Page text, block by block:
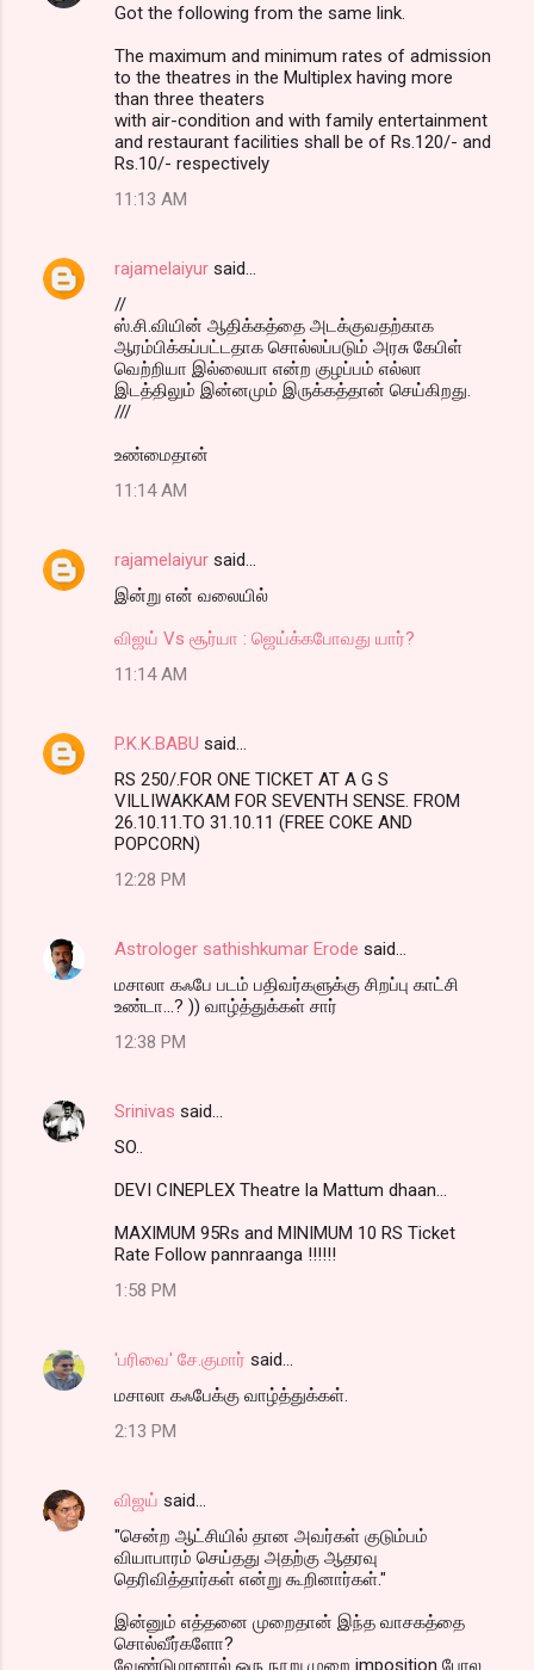
Got the following from the same link.
The maximum and minimum rates of admission
to the theatres in the Multiplex having more
than three theaters
with air-condition and with family entertainment
and restaurant facilities shall be of Rs.120/- and
Rs.10/- respectively
11:13 AM
rajamelaiyur said…
//
ஸ்.சி.வியின் ஆதிக்கத்தை அடக்குவதற்காக
ஆரம்பிக்கப்பட்டதாக சொல்லப்படும் அரசு கேபிள்
வெற்றியா இல்லையா என்ற குழப்பம் எல்லா
இடத்திலும் இன்னமும் இருக்கத்தான் செய்கிறது.
///
உண்மைதான்
11:14 AM
rajamelaiyur said…
இன்று என் வலையில்
விஜய் Vs சூர்யா : ஜெய்க்கபோவது யார்?
11:14 AM
P.K.K.BABU said…
RS 250/.FOR ONE TICKET AT A G S
VILLIWAKKAM FOR SEVENTH SENSE. FROM
26.10.11.TO 31.10.11 (FREE COKE AND
POPCORN)
12:28 PM
Astrologer sathishkumar Erode said…
மசாலா கஃபே படம் பதிவர்களுக்கு சிறப்பு காட்சி
உண்டா...? )) வாழ்த்துக்கள் சார்
12:38 PM
Srinivas said…
SO..
DEVI CINEPLEX Theatre la Mattum dhaan...
MAXIMUM 95Rs and MINIMUM 10 RS Ticket
Rate Follow pannraanga !!!!!!
1:58 PM
'பரிவை' சே.குமார் said…
மசாலா கஃபேக்கு வாழ்த்துக்கள்.
2:13 PM
விஜய் said…
"சென்ற ஆட்சியில் தான அவர்கள் குடும்பம்
வியாபாரம் செய்தது அதற்கு ஆதரவு
தெரிவித்தார்கள் என்று கூறினார்கள்."
இன்னும் எத்தனை முறைதான் இந்த வாசகத்தை
சொல்வீர்களோ?
வேண்டுமானால் ஒரு நூறு முறை imposition போல